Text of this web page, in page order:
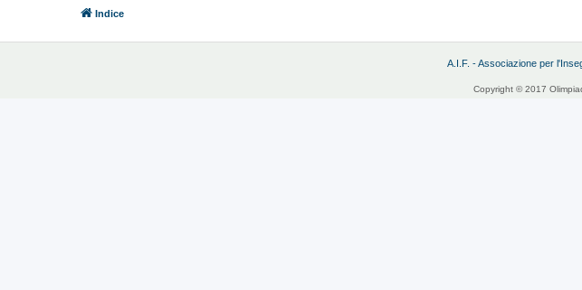
Indice
A.I.F. - Associazione per
Copyright © 2017